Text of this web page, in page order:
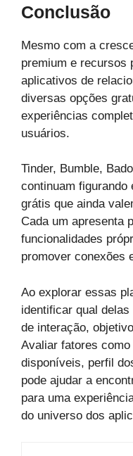
Conclusão
Mesmo com a
premium e recursos
aplicativos de
diversas opções
experiências
usuários.
Tinder, Bumble,
continuam figurando
grátis que ainda
Cada um apresenta
funcionalidades
promover conexões
Ao explorar essas
identificar qual
de interação,
Avaliar fatores
disponíveis, perfil
pode ajudar a
para uma
do universo dos